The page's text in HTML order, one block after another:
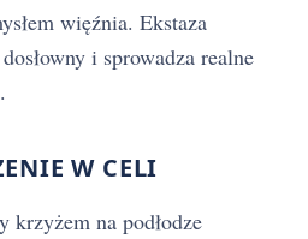
więźnia. Ekstaza
i sprowadza realne
W CELI
krzyżem na podłodze